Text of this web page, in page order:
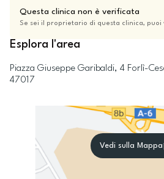
Questa clinica non è verificata
Se sei il proprietario di questa clinica, puoi
Esplora l'area
Piazza Giuseppe Garibaldi, 4 Forlì-
47017
Vedi sulla Mappa